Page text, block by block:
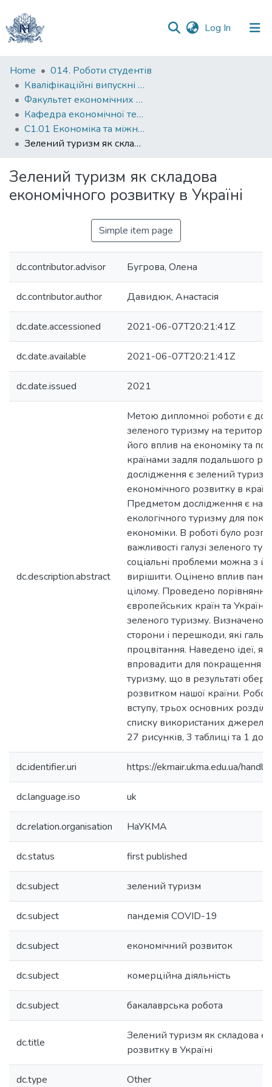
Log In (current)
Communities
&
Collections
All of DSpace
Home
014. Роботи студентів
Кваліфікаційні випускні роботи здобувачів вищої освіти бакалаврських програм
Факультет економічних наук
Кафедра економічної теорії
С1.01 Економіка та міжнародні економічні відносини (економіка)
Зелений туризм як складова економічного розвитку в Україні
Зелений туризм як складова
економічного розвитку в Україні
Simple item page
dc.contributor.advisor Бугрова, Олена
dc.contributor.author Давидюк, Анастасія
dc.date.accessioned 2021-06-07T20:21:41Z
dc.date.available 2021-06-07T20:21:41Z
dc.date.issued 2021
dc.description.abstract
Метою дипломної роботи є
зеленого туризму на
його вплив на економіку та
країнами задля подальшого
дослідження є зелений туризм
економічного розвитку в
Предметом дослідження є
екологічного туризму для
економіки. В роботі було
важливості галузі зеленого
соціальні проблеми можна з
вирішити. Оцінено вплив
цілому. Проведено порівняння
європейських країн та
зеленого туризму. Визначено
сторони і перешкоди, які
процвітання. Наведено ідеї,
впровадити для покращення
туризму, що в результаті
розвитком нашої країни.
вступу, трьох основних
списку використаних джерел,
27 рисунків, 3 таблиці та 1
dc.identifier.uri https://ekmair.ukma.edu.ua/
dc.language.iso uk
dc.relation.organisation НаУКМА
dc.status first published
dc.subject зелений туризм
dc.subject пандемія COVID-19
dc.subject економічний розвиток
dc.subject комерційна діяльність
dc.subject бакалаврська робота
dc.title
Зелений туризм як складова
розвитку в Україні
dc.type Other